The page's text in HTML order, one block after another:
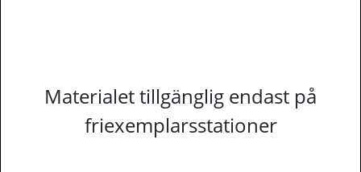
Materialet tillgänglig endast på
friexemplarsstationer